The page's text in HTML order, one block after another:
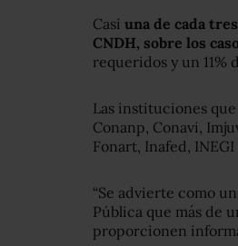
Casi una de cada
CNDH, sobre los
requeridos y un 11%
Las instituciones
Conanp, Conavi,
Fonart, Inafed, INEGI
“Se advierte como
Pública que más de
proporcionen